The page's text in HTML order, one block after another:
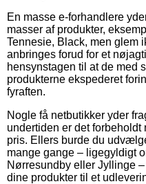
En masse e-forhandlere
masser af produkter,
Tennesie, Black, men glem
anbringes forud for et
hensynstagen til at de med
produkterne ekspederet
fyraften.
Nogle få netbutikker yder
undertiden er det forbeholdt
pris. Ellers burde du
mange gange – ligegyldigt
Nørresundby eller Jyllinge
dine produkter til et